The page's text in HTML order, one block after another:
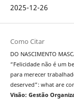
2025-12-26
Como Citar
DO NASCIMENTO
“Felicidade não é um
para merecer
deserved”: what are
Visão: Gestão